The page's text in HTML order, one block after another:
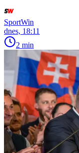
SportWin
dnes, 18:11
2 min